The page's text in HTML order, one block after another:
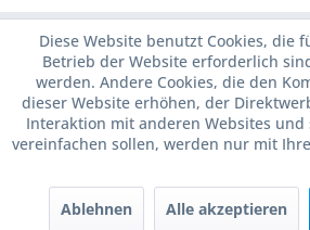
Diese Website benutzt Cookies, die
Betrieb der Website erforderlich
werden. Andere Cookies, die den
dieser Website erhöhen, der
Interaktion mit anderen Websites und
vereinfachen sollen, werden nur mit
Ablehnen Alle akzeptieren